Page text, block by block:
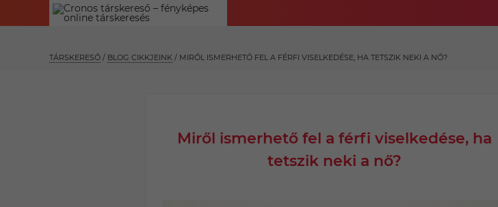
TÁRSKERESŐ / BLOG CIKKJEINK / MIRŐL ISMERHETŐ FEL A FÉRFI VISELKEDÉSE, HA TETSZIK NEKI A NŐ?
Miről ismerhető fel a férfi viselkedése, ha
tetszik neki a nő?